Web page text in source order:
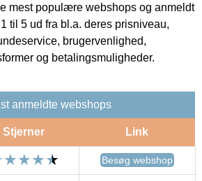
mest populære webshops og anmeldt
til 5 ud fra bl.a. deres prisniveau,
brugervenlighed,
og betalingsmuligheder.
anmeldte webshops
Stjerner Link
Besøg webshop